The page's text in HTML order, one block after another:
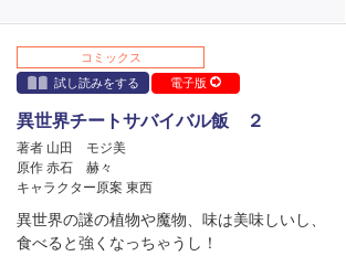
コミックス
試し読みをする
電子版
異世界チートサバイバル飯 ２
著者 山田 モジ美
原作 赤石 赫々
キャラクター原案 東西
異世界の謎の植物や魔物、味は美味しいし、
食べると強くなっちゃうし！